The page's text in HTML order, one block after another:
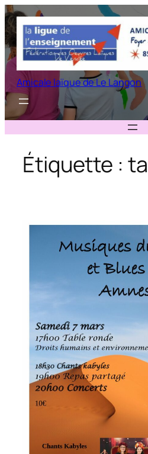
Aller
au
contenu
Amicale laïque de Le Langon
Étiquette :